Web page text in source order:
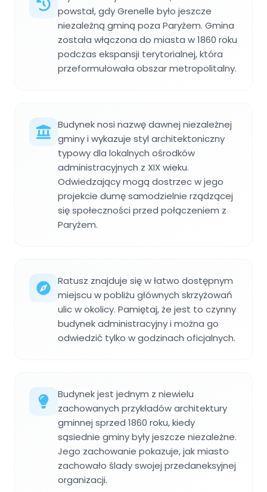
powstał, gdy Grenelle było jeszcze
niezależną gminą poza Paryżem. Gmina
została włączona do miasta w 1860 roku
podczas ekspansji terytorialnej, która
przeformułowała obszar metropolitalny.
Budynek nosi nazwę dawnej niezależnej
gminy i wykazuje styl architektoniczny
typowy dla lokalnych ośrodków
administracyjnych z XIX wieku.
Odwiedzający mogą dostrzec w jego
projekcie dumę samodzielnie rządzącej
się społeczności przed połączeniem z
Paryżem.
Ratusz znajduje się w łatwo dostępnym
miejscu w pobliżu głównych skrzyżowań
ulic w okolicy. Pamiętaj, że jest to czynny
budynek administracyjny i można go
odwiedzić tylko w godzinach oficjalnych.
Budynek jest jednym z niewielu
zachowanych przykładów architektury
gminnej sprzed 1860 roku, kiedy
sąsiednie gminy były jeszcze niezależne.
Jego zachowanie pokazuje, jak miasto
zachowało ślady swojej przedaneksyjnej
organizacji.